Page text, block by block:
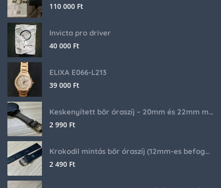
110 000 Ft
Invicta pro driver
40 000 Ft
ELIXA E066-L213
39 000 Ft
Keskenyített bőr óraszíj – 20mm és 22mm méretben
2 990 Ft
Krokodil mintás bőr óraszíj (12mm-es befogóval rendelkező órához)
2 490 Ft